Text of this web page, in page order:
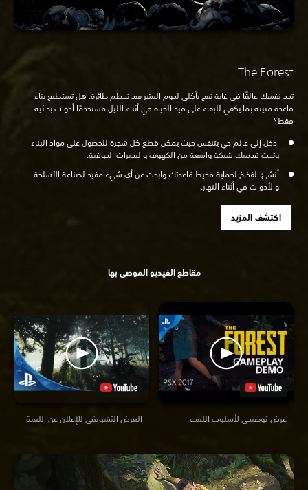
The Forest
تجد نفسك عالقًا في غابة تعج بآكلي لحوم البشر بعد تحطم طائرة. هل تستطيع بناء
قاعدة متينة بما يكفي للبقاء على قيد الحياة في أثناء الليل مستخدمًا أدوات بدائية
فقط؟
ادخل إلى عالم حي يتنفس حيث يمكن قطع كل شجرة للحصول على مواد البناء
وتحت قدميك شبكة واسعة من الكهوف والبحيرات الجوفية.
أنشئ الفخاخ لحماية محيط قاعدتك وابحث عن أي شيء مفيد لصناعة الأسلحة
والأدوات في أثناء النهار.
اكتشف المزيد
مقاطع الفيديو الموصى بها
العرض التشويقي للإعلان عن اللعبة عرض توضيحي لأسلوب اللعب